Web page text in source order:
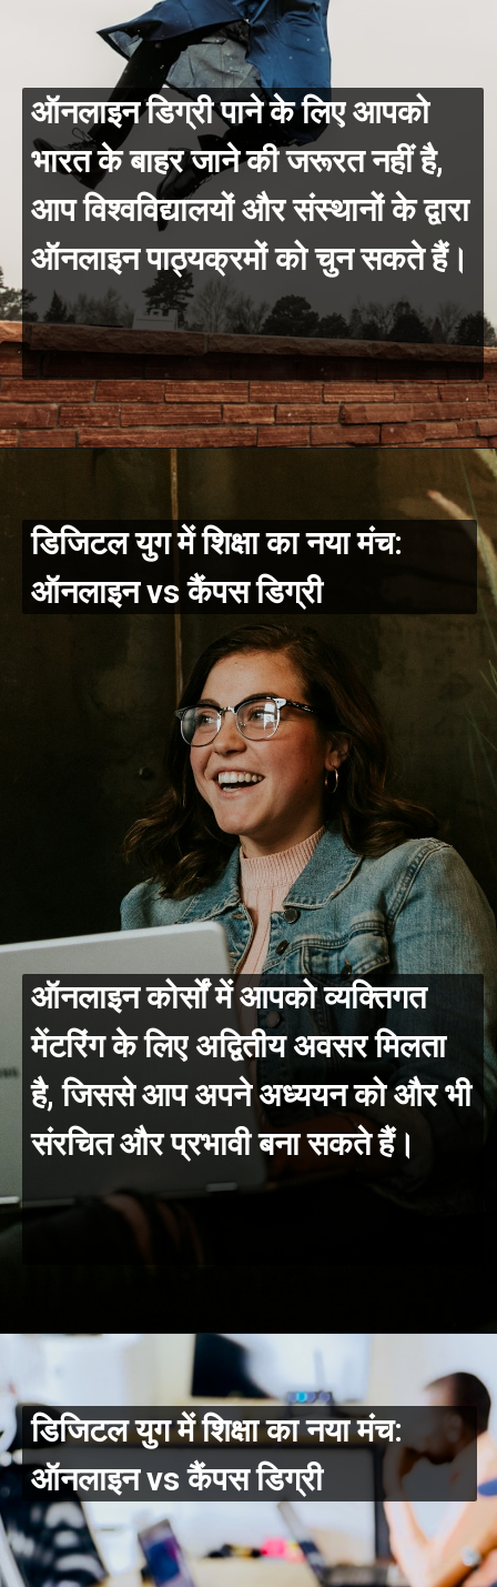
ऑनलाइन डिग्री पाने के लिए आपको
भारत के बाहर जाने की जरूरत नहीं है,
आप विश्वविद्यालयों और संस्थानों के द्वारा
ऑनलाइन पाठ्यक्रमों को चुन सकते हैं।
ऑनलाइन कोर्सों में आपको व्यक्तिगत
मेंटरिंग के लिए अद्वितीय अवसर मिलता
है, जिससे आप अपने अध्ययन को और भी
संरचित और प्रभावी बना सकते हैं।
डिजिटल युग में शिक्षा का नया मंच:
ऑनलाइन vs कैंपस डिग्री
डिजिटल युग में शिक्षा का नया मंच:
ऑनलाइन vs कैंपस डिग्री